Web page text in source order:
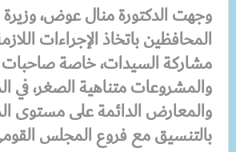
وجهت الدكتورة منال عوض، وزيرة
المحافظين باتخاذ الإجراءات
مشاركة السيدات، خاصة صاحبات
والمشروعات متناهية الصغر، في
والمعارض الدائمة على مستوى
بالتنسيق مع فروع المجلس